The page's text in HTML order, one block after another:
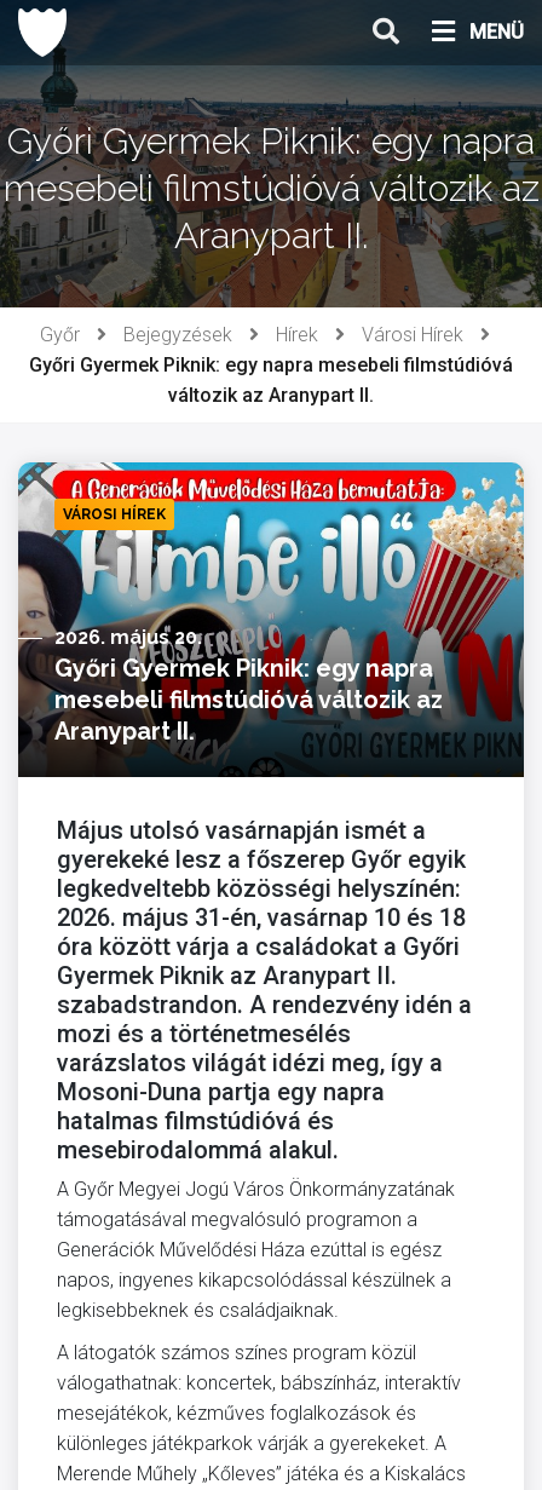
Ugrás
tartalomhoz
MENÜ
Győri Gyermek Piknik: egy napra
mesebeli filmstúdióvá változik az
Aranypart II.
Győr Bejegyzések Hírek
Városi Hírek
Győri Gyermek Piknik: egy napra mesebeli filmstúdióvá
változik az Aranypart II.
VÁROSI HÍREK
2026. május 20.
Győri Gyermek Piknik: egy napra
mesebeli filmstúdióvá változik az
Aranypart II.
Május utolsó vasárnapján ismét a
gyerekeké lesz a főszerep Győr egyik
legkedveltebb közösségi helyszínén:
2026. május 31-én, vasárnap 10 és 18
óra között várja a családokat a Győri
Gyermek Piknik az Aranypart II.
szabadstrandon. A rendezvény idén a
mozi és a történetmesélés
varázslatos világát idézi meg, így a
Mosoni-Duna partja egy napra
hatalmas filmstúdióvá és
mesebirodalommá alakul.
A Győr Megyei Jogú Város Önkormányzatának
támogatásával megvalósuló programon a
Generációk Művelődési Háza ezúttal is egész
napos, ingyenes kikapcsolódással készülnek a
legkisebbeknek és családjaiknak.
A látogatók számos színes program közül
válogathatnak: koncertek, bábszínház, interaktív
mesejátékok, kézműves foglalkozások és
különleges játékparkok várják a gyerekeket. A
Merende Műhely „Kőleves” játéka és a Kiskalács